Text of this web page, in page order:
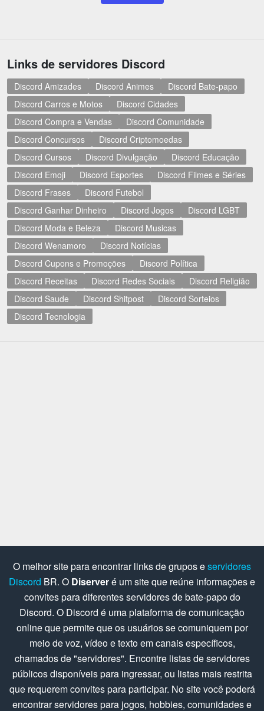
Links de servidores Discord
Discord Amizades Discord Animes
Discord Bate-papo
Discord Carros e Motos
Discord Cidades
Discord Compra e Vendas
Discord Comunidade
Discord Concursos
Discord Criptomoedas
Discord Cursos
Discord Divulgação
Discord Educação
Discord Emoji
Discord Esportes
Discord Filmes e Séries
Discord Frases
Discord Futebol
Discord Ganhar Dinheiro
Discord Jogos
Discord LGBT
Discord Moda e Beleza
Discord Musicas
Discord Wenamoro
Discord Notícias
Discord Cupons e Promoções
Discord Política
Discord Receitas
Discord Redes Sociais
Discord Religião
Discord Saude
Discord Shitpost
Discord Sorteios
Discord Tecnologia
O melhor site para encontrar links de grupos eservidores
Discord BR. O Diserveré um site que reúne informações e
convites para diferentes servidores de bate-papo do
Discord. O Discord é uma plataforma de comunicação
online que permite que os usuários se comuniquem por
meio de voz, vídeo e texto em canais específicos,
chamados de "servidores". Encontre listas de servidores
públicos disponíveis para ingressar, ou listas mais restrita
que requerem convites para participar. No site você poderá
encontrar servidores para jogos, hobbies, comunidades e